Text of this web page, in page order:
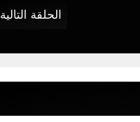
الحلقة التالية